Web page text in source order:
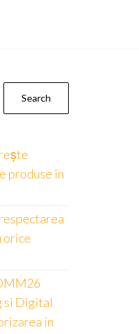
Search
produse în
orice
si Digital
in